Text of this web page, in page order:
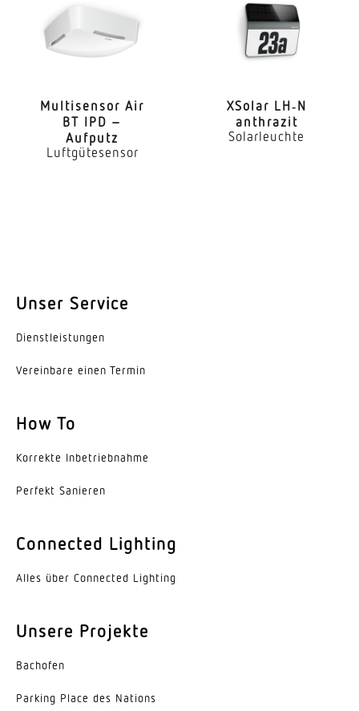
LED Kühlsystem
Mit Bewegungsmelder
Ja
Schlagfestigkeit
IK03
IP54
Schutzklasse
von -10 bis 40 °C
Werkstoff des Gehäuses
Werkstoff der Abdeckung
Weiss
Multi­sensor Air
BT IPD –
Aufputz
Luftgütesensor
XSolar LH‑N
anthrazit
Solarleuchte
Unser Service
Dienst­leis­tungen
Vereinbare einen Termin
How To
Korrekte Inbe­trieb­nahme
Perfekt Sanieren
Connected Lighting
Alles über Connected Lighting
Unsere Projekte
Bachofen
Parking Place des Nations